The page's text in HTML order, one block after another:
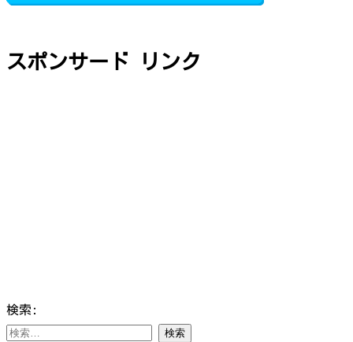
スポンサード リンク
検索: